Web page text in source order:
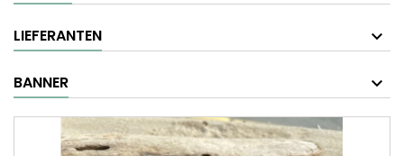
LIEFERANTEN
BANNER